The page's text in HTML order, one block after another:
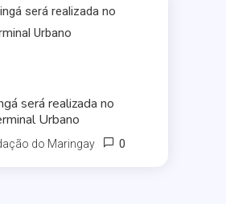
será realizada no
Urbano
do Maringay 0